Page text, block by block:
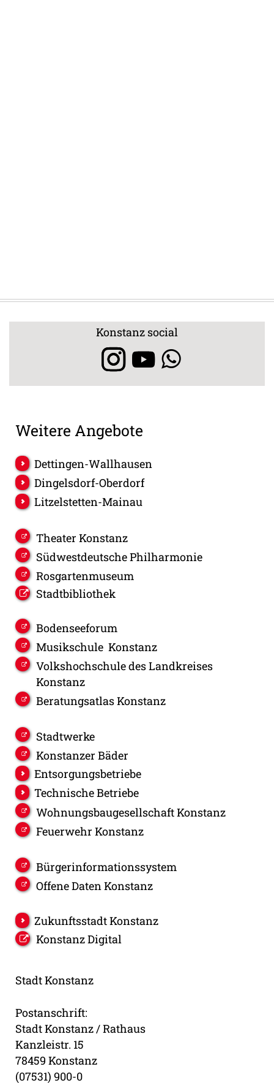
Konstanz social
Weitere Angebote
Dettingen-Wallhausen
Dingelsdorf-Oberdorf
Litzelstetten-Mainau
Theater Konstanz
Südwestdeutsche Philharmonie
Rosgartenmuseum
Stadtbibliothek
Bodenseeforum
Musikschule Konstanz
Volkshochschule des Landkreises
Konstanz
Beratungsatlas Konstanz
Stadtwerke
Konstanzer Bäder
Entsorgungsbetriebe
Technische Betriebe
Wohnungsbaugesellschaft Konstanz
Feuerwehr Konstanz
Bürgerinformationssystem
Offene Daten Konstanz
Zukunftsstadt Konstanz
Konstanz Digital
Stadt Konstanz
Postanschrift:
Stadt Konstanz / Rathaus
Kanzleistr. 15
78459 Konstanz
(07531) 900-0